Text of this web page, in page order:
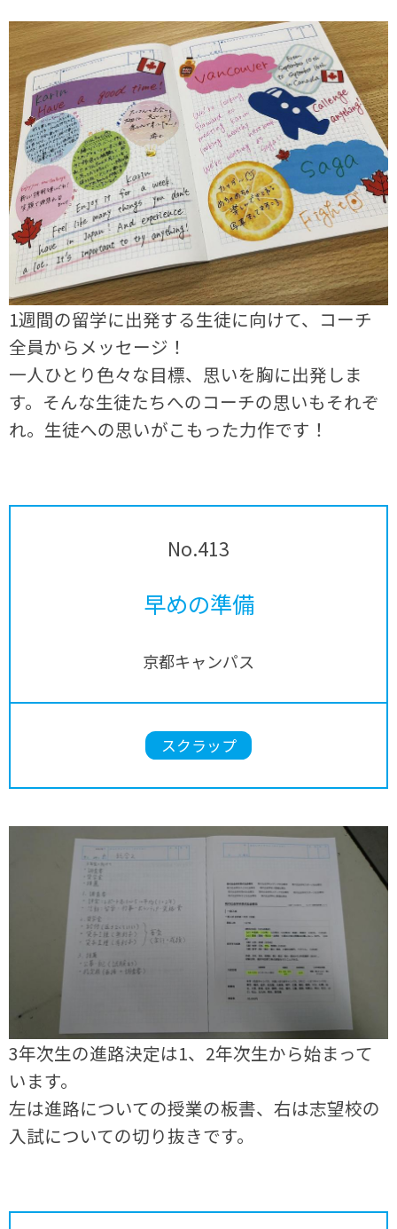
1週間の留学に出発する生徒に向けて、コーチ
全員からメッセージ！
一人ひとり色々な目標、思いを胸に出発しま
す。そんな生徒たちへのコーチの思いもそれぞ
れ。生徒への思いがこもった力作です！
No.413
早めの準備
京都キャンパス
スクラップ
3年次生の進路決定は1、2年次生から始まって
います。
左は進路についての授業の板書、右は志望校の
入試についての切り抜きです。